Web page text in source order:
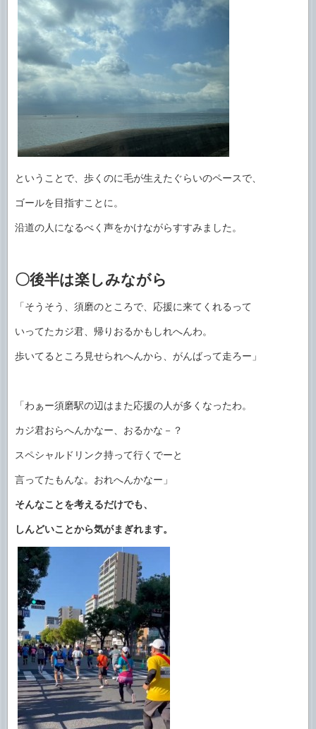
ということで、歩くのに毛が生えたぐらいのペースで、
ゴールを目指すことに。
沿道の人になるべく声をかけながらすすみました。
〇後半は楽しみながら
「そうそう、須磨のところで、応援に来てくれるって
いってたカジ君、帰りおるかもしれへんわ。
歩いてるところ見せられへんから、がんばって走ろー」
「わぁー須磨駅の辺はまた応援の人が多くなったわ。
カジ君おらへんかなー、おるかな－？
スペシャルドリンク持って行くでーと
言ってたもんな。おれへんかなー」
そんなことを考えるだけでも、
しんどいことから気がまぎれます。